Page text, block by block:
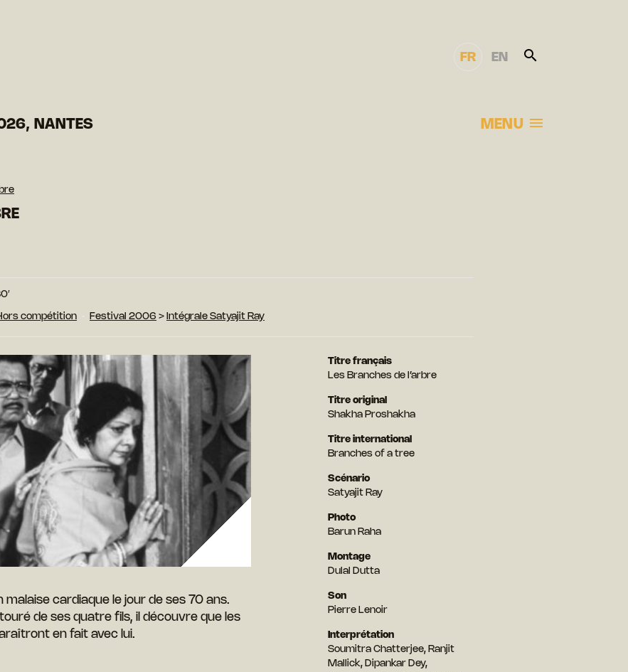
NANTES
FR EN
MENU
compétition Festival 2006 > Intégrale Satyajit Ray
cardiaque le jour de ses 70 ans.
de ses quatre fils, il découvre que les
en fait avec lui.
Titre français
Les Branches de l’arbre
Titre original
Shakha Proshakha
Titre international
Branches of a tree
Scénario
Satyajit Ray
Photo
Barun Raha
Montage
Dulal Dutta
Son
Pierre Lenoir
Interprétation
Soumitra Chatterjee, Ranjit
Mallick, Dipankar Dey,